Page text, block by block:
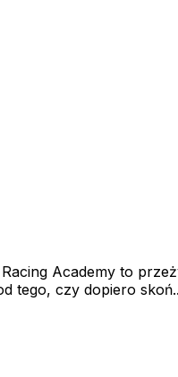
Academy to
tego, czy dopiero